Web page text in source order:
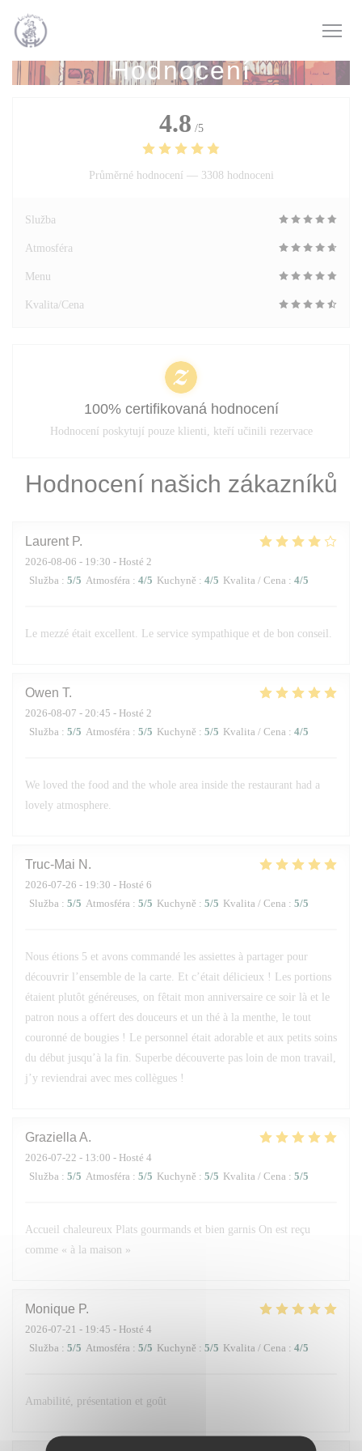
Panel pro správu cookies
Hodnocení
Hodnocení našich zákazníků
Laurent P
2026-08-06 - 19:30 - Hosté 2
Služba : 5/5 Atmosféra : 4/5 Kuchyně : 4/5 Kvalita / Cena : 4/5
Le mezzé était excellent. Le service sympathique et de bon conseil.
Owen T
2026-08-07 - 20:45 - Hosté 2
Služba : 5/5 Atmosféra : 5/5 Kuchyně : 5/5 Kvalita / Cena : 4/5
We loved the food and the whole area inside the restaurant had a
lovely atmosphere.
Truc-Mai N
2026-07-26 - 19:30 - Hosté 6
Služba : 5/5 Atmosféra : 5/5 Kuchyně : 5/5 Kvalita / Cena : 5/5
Nous étions 5 et avons commandé les assiettes à partager pour
découvrir l’ensemble de la carte. Et c’était délicieux ! Les portions
étaient plutôt généreuses, on fêtait mon anniversaire ce soir là et le
patron nous a offert des douceurs et un thé à la menthe, le tout
couronné de bougies ! Le personnel était adorable et aux petits soins
du début jusqu’à la fin. Superbe découverte pas loin de mon travail,
j’y reviendrai avec mes collègues !
Graziella A
2026-07-22 - 13:00 - Hosté 4
Služba : 5/5 Atmosféra : 5/5 Kuchyně : 5/5 Kvalita / Cena : 5/5
Accueil chaleureux Plats gourmands et bien garnis On est reçu
comme « à la maison »
Monique P
2026-07-21 - 19:45 - Hosté 4
Služba : 5/5 Atmosféra : 5/5 Kuchyně : 5/5 Kvalita / Cena : 4/5
Amabilité, présentation et goût
4.8 /5
Průměrné hodnocení — 3308 hodnoceni
Služba
Atmosféra
Menu
Kvalita/Cena
100% certifikovaná hodnocení
Hodnocení poskytují pouze klienti, kteří učinili rezervace